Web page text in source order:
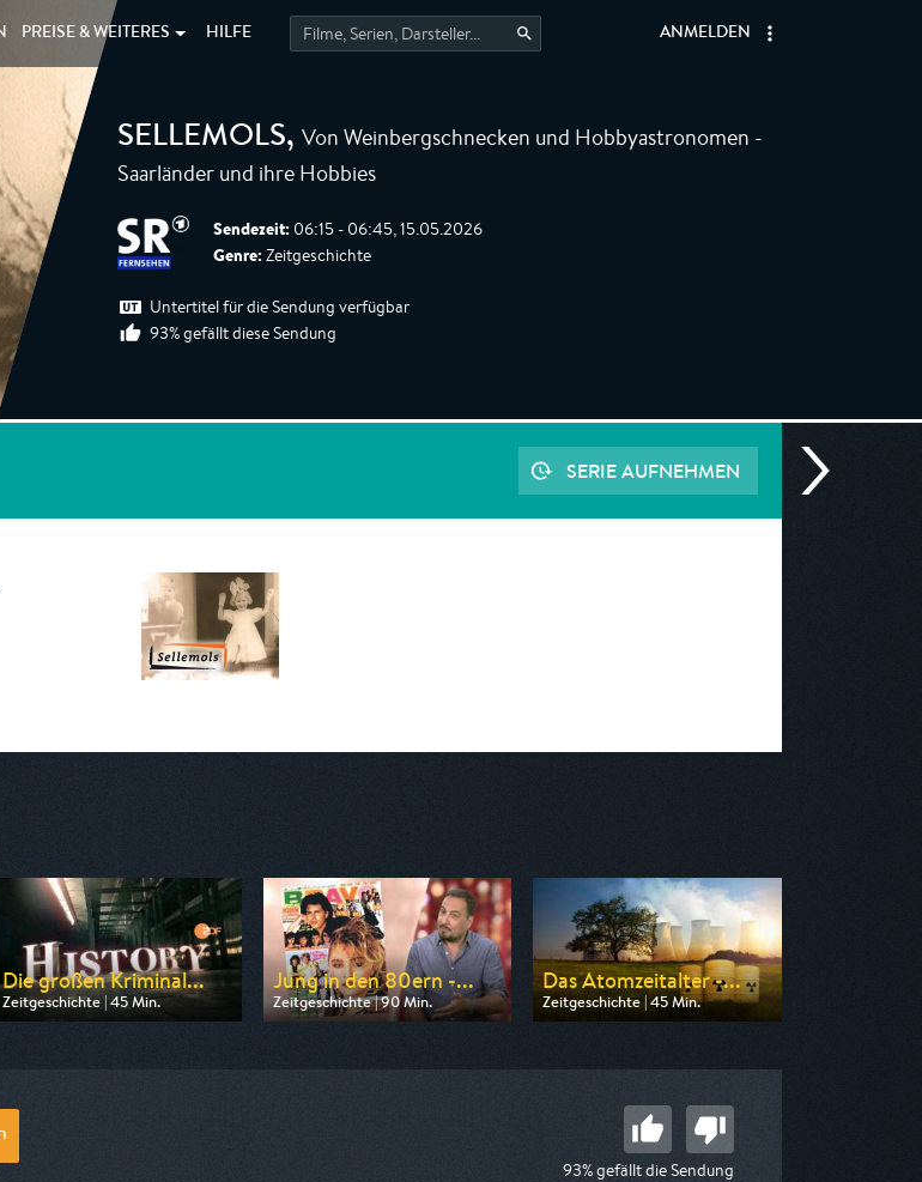
PREISE & WEITERES HILFE ANMELDEN
SELLEMOLS, Von Weinbergschnecken und Hobbyastronomen -
Saarländer und ihre Hobbies
Sendezeit: 06:15 - 06:45, 15.05.2026
Genre: Zeitgeschichte
Untertitel für die Sendung verfügbar
93% gefällt diese Sendung
SERIE AUFNEHMEN
Die großen Kriminal...
Zeitgeschichte | 45 Min.
Ausgestrahlt von ZDF info
Jung in den 80ern -...
Zeitgeschichte | 90 Min.
Ausgestrahlt von WDR
Das Atomzeitalter -...
Zeitgeschichte | 45 Min.
Ausgestrahlt von ZDF info
93% gefällt die Sendung